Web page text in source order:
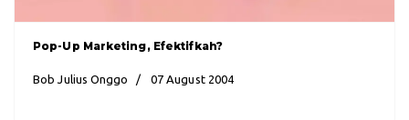
Pop-Up Marketing, Efektifkah?
Bob Julius Onggo 07 August 2004